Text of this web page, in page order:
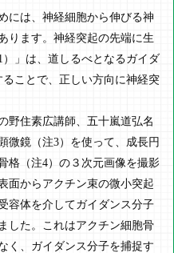
には、神経細胞から伸びる神
ります。神経突起の先端に生
」は、道しるべとなるガイダ
ことで、正しい方向に神経突
野住素広講師、五十嵐道弘名
微鏡（注3）を使って、成長円
格（注4）の３次元画像を撮影
面からアクチン束の微小突起
容体を介してガイダンス分子
した。これはアクチン細胞骨
く、ガイダンス分子を捕捉す